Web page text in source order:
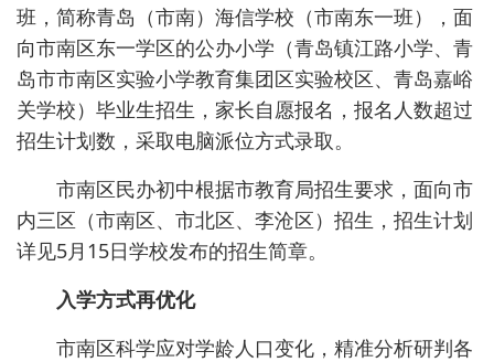
班，简称青岛（市南）海信学校（市南东一班），面
向市南区东一学区的公办小学（青岛镇江路小学、青
岛市市南区实验小学教育集团区实验校区、青岛嘉峪
关学校）毕业生招生，家长自愿报名，报名人数超过
招生计划数，采取电脑派位方式录取。
市南区民办初中根据市教育局招生要求，面向市
内三区（市南区、市北区、李沧区）招生，招生计划
详见5月15日学校发布的招生简章。
入学方式再优化
市南区科学应对学龄人口变化，精准分析研判各